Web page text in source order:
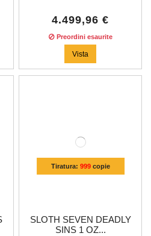
4.499,96 €
Preordini esaurite
Vista
Tiratura: 999copie
SLOTH SEVEN DEADLY
SINS 1 OZ...